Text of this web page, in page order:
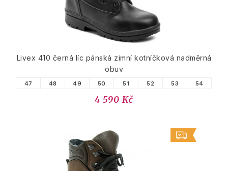
Livex 410 černá líc pánská zimní kotníčková nadměrná
obuv
47 48 49 50 51 52 53 54
4 590 Kč